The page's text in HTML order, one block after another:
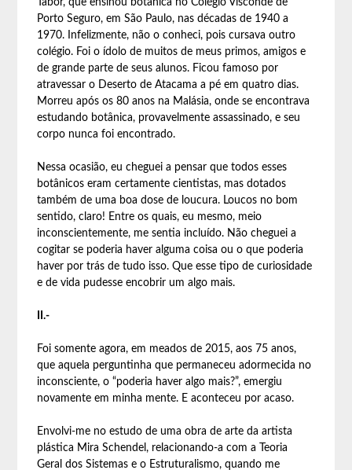
Tabor, que ensinou botânica no Colégio Visconde de
Porto Seguro, em São Paulo, nas décadas de 1940 a
1970. Infelizmente, não o conheci, pois cursava outro
colégio. Foi o ídolo de muitos de meus primos, amigos e
de grande parte de seus alunos. Ficou famoso por
atravessar o Deserto de Atacama a pé em quatro dias.
Morreu após os 80 anos na Malásia, onde se encontrava
estudando botânica, provavelmente assassinado, e seu
corpo nunca foi encontrado.
Nessa ocasião, eu cheguei a pensar que todos esses
botânicos eram certamente cientistas, mas dotados
também de uma boa dose de loucura. Loucos no bom
sentido, claro! Entre os quais, eu mesmo, meio
inconscientemente, me sentia incluído. Não cheguei a
cogitar se poderia haver alguma coisa ou o que poderia
haver por trás de tudo isso. Que esse tipo de curiosidade
e de vida pudesse encobrir um algo mais.
II.-
Foi somente agora, em meados de 2015, aos 75 anos,
que aquela perguntinha que permaneceu adormecida no
inconsciente, o “poderia haver algo mais?”, emergiu
novamente em minha mente. E aconteceu por acaso.
Envolvi-me no estudo de uma obra de arte da artista
plástica Mira Schendel, relacionando-a com a Teoria
Geral dos Sistemas e o Estruturalismo, quando me